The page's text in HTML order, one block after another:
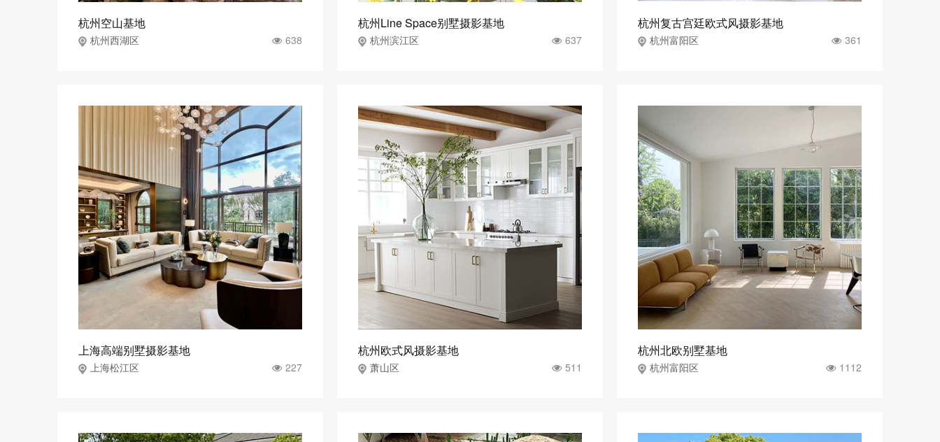
杭州空山基地
杭州西湖区 638
杭州Line Space别墅摄影基地
杭州滨江区 637
杭州复古宫廷欧式风摄影基地
杭州富阳区 361
上海高端别墅摄影基地
上海松江区 227
杭州欧式风摄影基地
萧山区 511
杭州北欧别墅基地
杭州富阳区 1112